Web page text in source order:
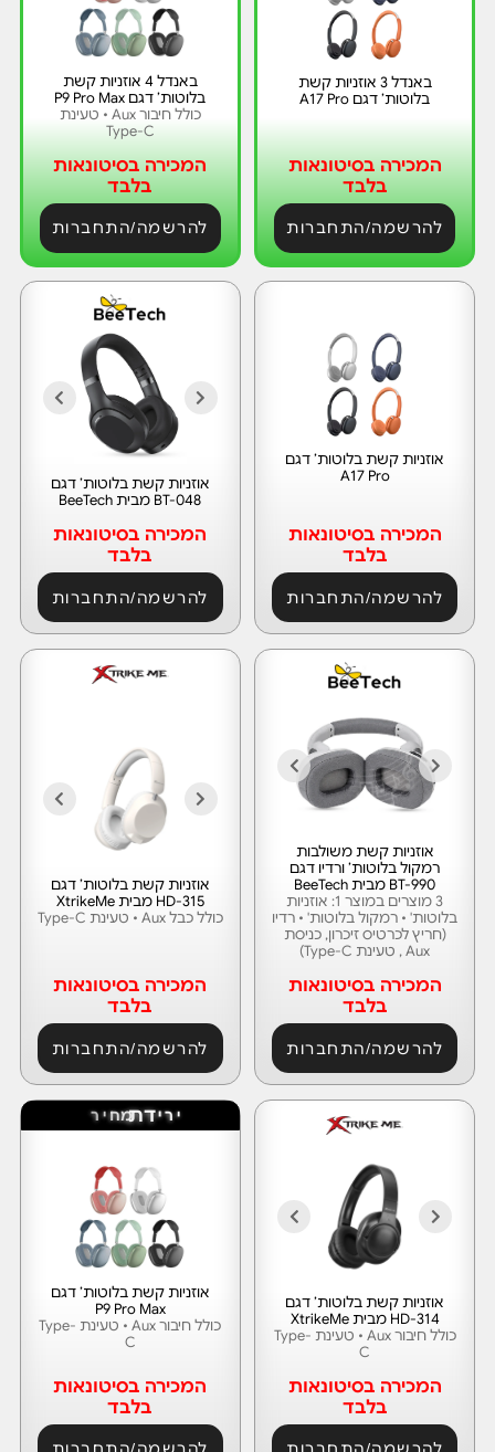
באנדל 3 אוזניות קשת
בלוטות’ דגם A17 Pro
המכירה בסיטונאות
בלבד
להרשמה/התחברות
אוזניות קשת בלוטות’ דגם
A17 Pro
המכירה בסיטונאות
בלבד
להרשמה/התחברות
אוזניות קשת בלוטות’ דגם
BT-048 מבית BeeTech
המכירה בסיטונאות
בלבד
להרשמה/התחברות
אוזניות קשת משולבות
רמקול בלוטות’ ורדיו דגם
BT-990 מבית BeeTech
3 מוצרים במוצר 1: אוזניות
בלוטות' • רמקול בלוטות' • רדיו
(חריץ לכרטיס זיכרון, כניסת
Aux , טעינת Type-C)
המכירה בסיטונאות
בלבד
להרשמה/התחברות
באנדל 4 אוזניות קשת
בלוטות’ דגם P9 Pro Max
כולל חיבור Aux • טעינת
Type-C
המכירה בסיטונאות
בלבד
להרשמה/התחברות
אוזניות קשת בלוטות’ דגם
HD-315 מבית XtrikeMe
כולל כבל Aux • טעינת Type-C
המכירה בסיטונאות
בלבד
להרשמה/התחברות
אוזניות קשת בלוטות’ דגם
HD-314 מבית XtrikeMe
כולל חיבור Aux • טעינת Type-
C
המכירה בסיטונאות
בלבד
ירידת מחי
אוזניות קשת בלוטות’ דגם
P9 Pro Max
כולל חיבור Aux • טעינת Type-
C
המכירה בסיטונאות
בלבד